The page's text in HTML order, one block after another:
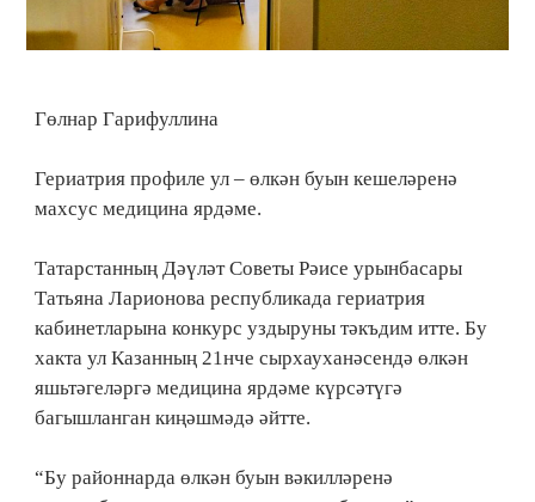
Гөлнар Гарифуллина
Гериатрия профиле ул – өлкән буын кешеләренә
махсус медицина ярдәме.
Татарстанның Дәүләт Советы Рәисе урынбасары
Татьяна Ларионова республикада гериатрия
кабинетларына конкурс уздыруны тәкъдим итте. Бу
хакта ул Казанның 21нче сырхауханәсендә өлкән
яшьтәгеләргә медицина ярдәме күрсәтүгә
багышланган киңәшмәдә әйтте.
“Бу районнарда өлкән буын вәкилләренә